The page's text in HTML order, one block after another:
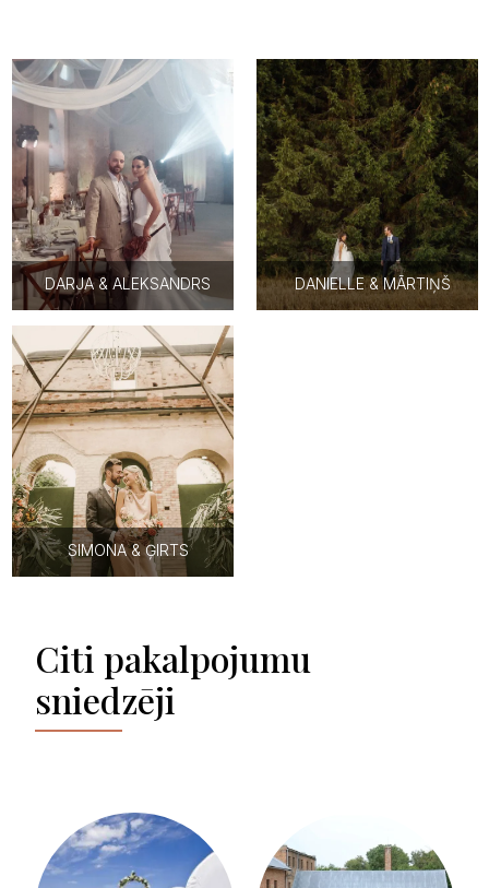
DARJA & ALEKSANDRS DANIELLE & MĀRTIŅŠ
SIMONA & ĢIRTS
Citi pakalpojumu
sniedzēji
IERIĶU DZIRNAVAS